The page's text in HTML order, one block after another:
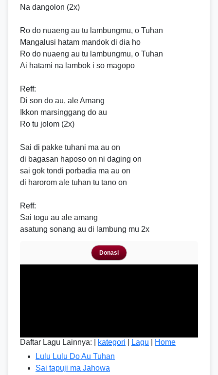
Na dangolon (2x)
Ro do nuaeng au tu lambungmu, o Tuhan
Mangalusi hatam mandok di dia ho
Ro do nuaeng au tu lambungmu, o Tuhan
Ai hatami na lambok i so magopo
Reff:
Di son do au, ale Amang
Ikkon marsinggang do au
Ro tu jolom (2x)
Sai di pakke tuhani ma au on
di bagasan haposo on ni daging on
sai gok tondi porbadia ma au on
di harorom ale tuhan tu tano on
Reff:
Sai togu au ale amang
asatung sonang au di lambung mu 2x
Donasi
Daftar Lagu Lainnya: | kategori Lagu
Home
Lulu Lulu Do Au Tuhan
Sai tapuji ma Jahowa